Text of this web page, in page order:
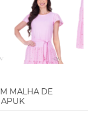
MALHA DE